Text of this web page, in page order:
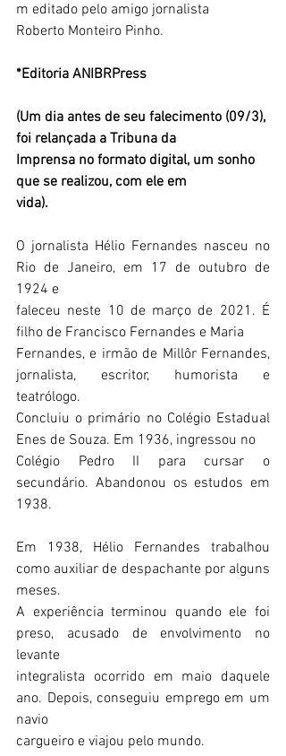
m editado pelo amigo jornalista
Roberto Monteiro Pinho.
*Editoria ANIBRPress
(Um dia antes de seu falecimento (09/3),
foi relançada a Tribuna da
Imprensa no formato digital, um sonho
que se realizou, com ele em
vida).
O jornalista Hélio Fernandes nasceu no
Rio de Janeiro, em 17 de outubro de
1924 e
faleceu neste 10 de março de 2021. É
filho de Francisco Fernandes e Maria
Fernandes, e irmão de Millôr Fernandes,
jornalista, escritor, humorista e
teatrólogo.
Concluiu o primário no Colégio Estadual
Enes de Souza. Em 1936, ingressou no
Colégio Pedro II para cursar o
secundário. Abandonou os estudos em
1938.
Em 1938, Hélio Fernandes trabalhou
como auxiliar de despachante por alguns
meses.
A experiência terminou quando ele foi
preso, acusado de envolvimento no
levante
integralista ocorrido em maio daquele
ano. Depois, conseguiu emprego em um
navio
cargueiro e viajou pelo mundo.